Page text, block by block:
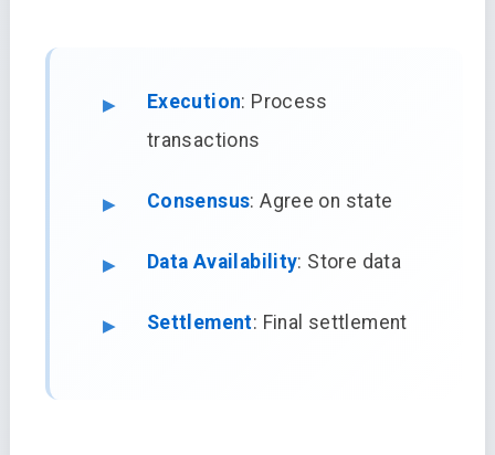
Execution: Process
transactions
Consensus: Agree on state
Data Availability: Store data
Settlement: Final settlement